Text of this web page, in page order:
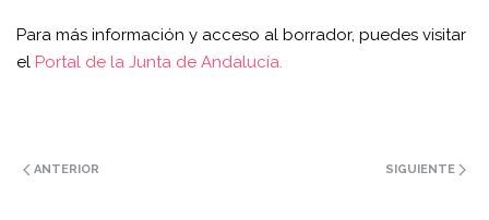
Para más información y acceso al borrador, puedes visitar
el Portal de la Junta de Andalucía.
ANTERIOR SIGUIENTE